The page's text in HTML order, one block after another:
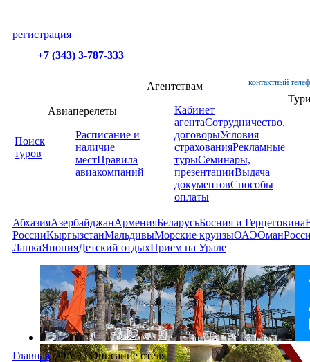
регистрация
+7 (343) 3-787-333
контактный
Поиск
туров
Авиаперелеты
Расписание и
наличие
местПравила
авиакомпаний
Агентствам
Кабинет
агентаСотрудничество,
договорыУсловия
страхованияРекламные
турыСеминары,
презентацииВыдача
документовСпособы
оплаты
АбхазияАзербайджанАрменияБеларусьБосния и Герцеговина
РоссииКыргызстанМальдивыМорские круизыОАЭОман
ЛанкаЯпонияДетский отдыхПрием на Урале
Главная /ОАЭ/Описание отеля